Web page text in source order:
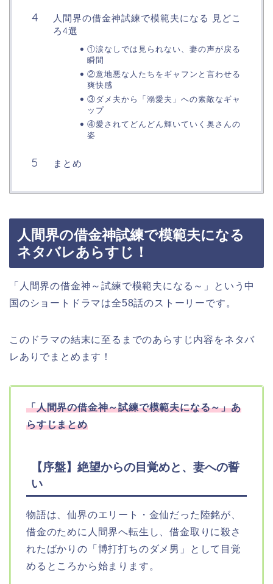
人間界の借金神試練で模範夫になる 見どこ
ろ4選
①涙なしでは見られない、妻の声が戻る
瞬間
②意地悪な人たちをギャフンと言わせる
爽快感
③ダメ夫から「溺愛夫」への素敵なギャ
ップ
④愛されてどんどん輝いていく奥さんの
姿
まとめ
人間界の借金神試練で模範夫になる
ネタバレあらすじ！
「人間界の借金神～試練で模範夫になる～」という中
国のショートドラマは全58話のストーリーです。
このドラマの結末に至るまでのあらすじ内容をネタバ
レありでまとめます！
「人間界の借金神～試練で模範夫になる～」あ
らすじまとめ
【序盤】絶望からの目覚めと、妻への誓
い
物語は、仙界のエリート・金仙だった陸銘が、
借金のために人間界へ転生し、借金取りに殺さ
れたばかりの「博打打ちのダメ男」として目覚
めるところから始まります。